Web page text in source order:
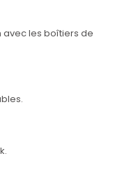
avec les boîtiers de